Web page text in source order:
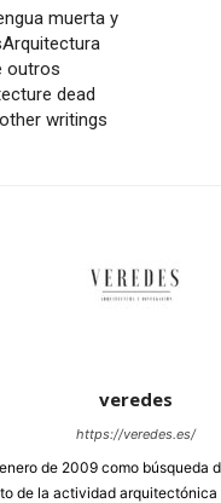
muerta y
Arquitectura
outros
dead
writings
veredes
https://veredes.es/
de 2009 como búsqueda
de la actividad arquitectónica